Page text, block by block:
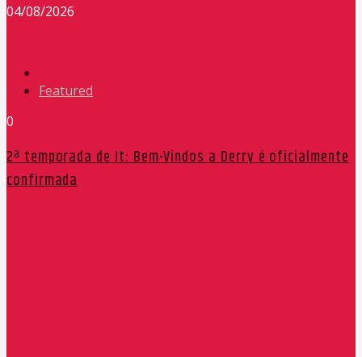
04/08/2026
Featured
0
2ª temporada de It: Bem-Vindos a Derry é oficialmente
confirmada